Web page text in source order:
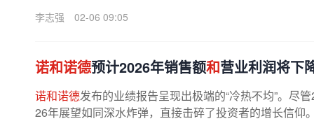
李志强
02-06 09:05
诺和诺德预计2026年销售额和营业利润将下
诺和诺德发布的业绩报告呈现出极端的“冷热不均”。尽
26年展望如同深水炸弹，直接击碎了投资者的增长信仰